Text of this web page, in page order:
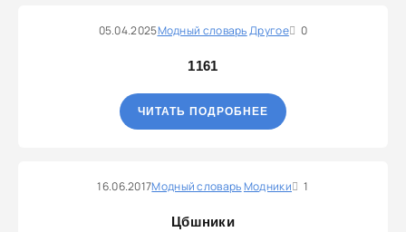
05.04.2025Модный словарьДругое 0
1161
ЧИТАТЬ ПОДРОБНЕЕ
16.06.2017Модный словарьМодники 1
Цбшники